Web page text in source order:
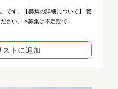
です。【募集の詳細について】 管
さい。 ※募集は不定期で...
ストに追加